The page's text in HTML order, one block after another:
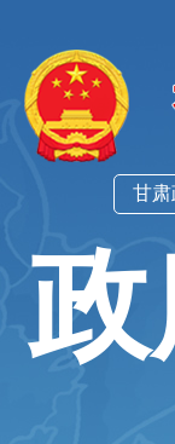
甘肃